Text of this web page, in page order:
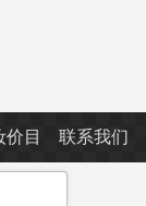
价目 联系我们